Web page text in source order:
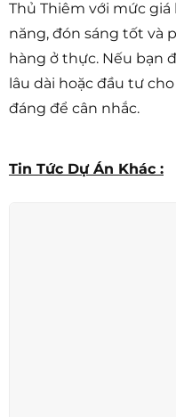
Thủ Thiêm với mức
năng, đón sáng tốt và
hàng ở thực. Nếu bạn
lâu dài hoặc đầu tư
đáng để cân nhắc.
Tin Tức Dự Án Khác :